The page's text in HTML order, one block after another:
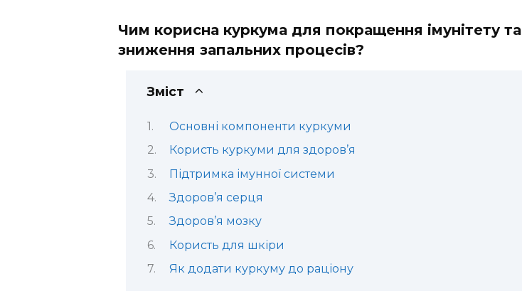
Чим корисна куркума для покращення імунітету та
зниження запальних процесів?
Зміст
Основні компоненти куркуми
Користь куркуми для здоров’я
Підтримка імунної системи
Здоров’я серця
Здоров’я мозку
Користь для шкіри
Як додати куркуму до раціону